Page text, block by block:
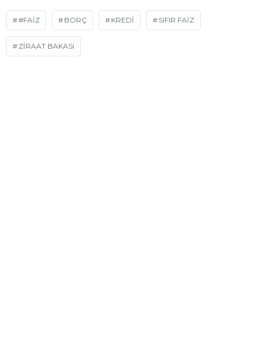
#FAIZ BORÇ KREDI SIFIR FAİZ
ZİRAAT BAKASI